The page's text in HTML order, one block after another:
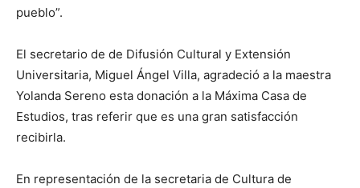
pueblo”.
El secretario de de Difusión Cultural y Extensión
Universitaria, Miguel Ángel Villa, agradeció a la maestra
Yolanda Sereno esta donación a la Máxima Casa de
Estudios, tras referir que es una gran satisfacción
recibirla.
En representación de la secretaria de Cultura de